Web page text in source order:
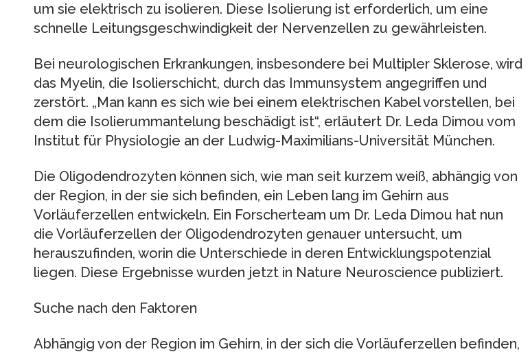
um sie elektrisch zu isolieren. Diese Isolierung ist erforderlich, um eine
schnelle Leitungsgeschwindigkeit der Nervenzellen zu gewährleisten.
Bei neurologischen Erkrankungen, insbesondere bei Multipler Sklerose, wird
das Myelin, die Isolierschicht, durch das Immunsystem angegriffen und
zerstört. „Man kann es sich wie bei einem elektrischen Kabel vorstellen, bei
dem die Isolierummantelung beschädigt ist“, erläutert Dr. Leda Dimou vom
Institut für Physiologie an der Ludwig-Maximilians-Universität München.
Die Oligodendrozyten können sich, wie man seit kurzem weiß, abhängig von
der Region, in der sie sich befinden, ein Leben lang im Gehirn aus
Vorläuferzellen entwickeln. Ein Forscherteam um Dr. Leda Dimou hat nun
die Vorläuferzellen der Oligodendrozyten genauer untersucht, um
herauszufinden, worin die Unterschiede in deren Entwicklungspotenzial
liegen. Diese Ergebnisse wurden jetzt in Nature Neuroscience publiziert.
Suche nach den Faktoren
Abhängig von der Region im Gehirn, in der sich die Vorläuferzellen befinden,